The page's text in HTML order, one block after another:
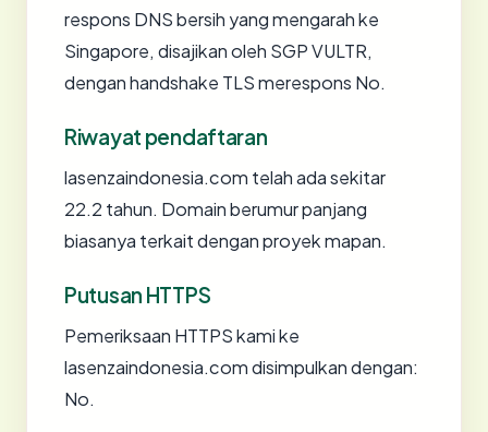
respons DNS bersih yang mengarah ke
Singapore, disajikan oleh SGP VULTR,
dengan handshake TLS merespons No.
Riwayat pendaftaran
lasenzaindonesia.com telah ada sekitar
22.2 tahun. Domain berumur panjang
biasanya terkait dengan proyek mapan.
Putusan HTTPS
Pemeriksaan HTTPS kami ke
lasenzaindonesia.com disimpulkan dengan:
No.